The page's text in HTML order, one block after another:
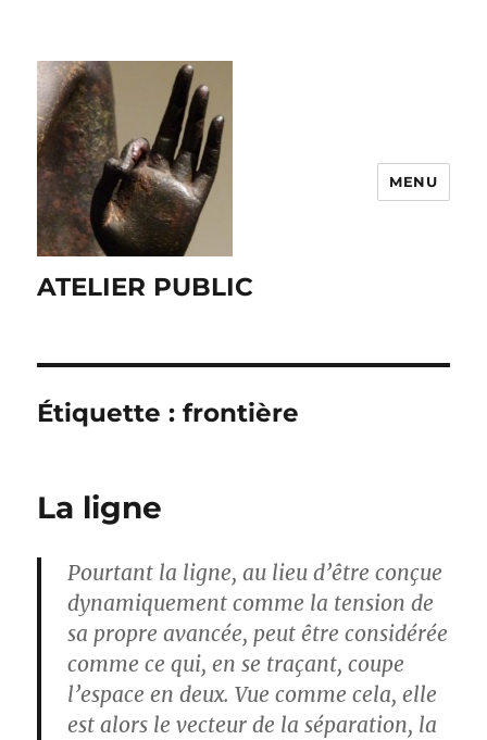
ATELIER PUBLIC
MENU
Étiquette :frontière
La ligne
Pourtant la ligne, au lieu d’être conçue
dynamiquement comme la tension de
sa propre avancée, peut être considérée
comme ce qui, en se traçant, coupe
l’espace en deux. Vue comme cela, elle
est alors le vecteur de la séparation, la